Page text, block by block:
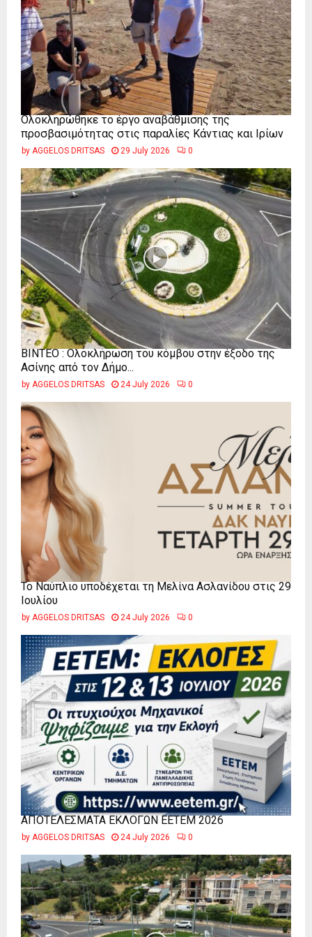
Ολοκληρώθηκε το έργο αναβάθμισης της
προσβασιμότητας στις παραλίες Κάντιας και Ιρίων
by AGGELOS DRITSAS 29 July 2026 0
ΒΙΝΤΕΟ : Ολοκλήρωση του κόμβου στην έξοδο της
Ασίνης από τον Δήμο...
by AGGELOS DRITSAS 24 July 2026 0
Το Ναύπλιο υποδέχεται τη Μελίνα Ασλανίδου στις 29
Ιουλίου
by AGGELOS DRITSAS 24 July 2026 0
ΑΠΟΤΕΛΕΣΜΑΤΑ ΕΚΛΟΓΩΝ ΕΕΤΕΜ 2026
by AGGELOS DRITSAS 24 July 2026 0